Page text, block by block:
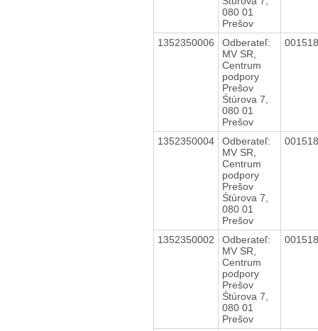
080 01
Prešov
1352350006
Odberateľ:
MV SR,
Centrum
podpory
Prešov
Śtúrova 7,
080 01
Prešov
1352350004
Odberateľ:
MV SR,
Centrum
podpory
Prešov
Śtúrova 7,
080 01
Prešov
1352350002
Odberateľ:
MV SR,
Centrum
podpory
Prešov
Śtúrova 7,
080 01
Prešov